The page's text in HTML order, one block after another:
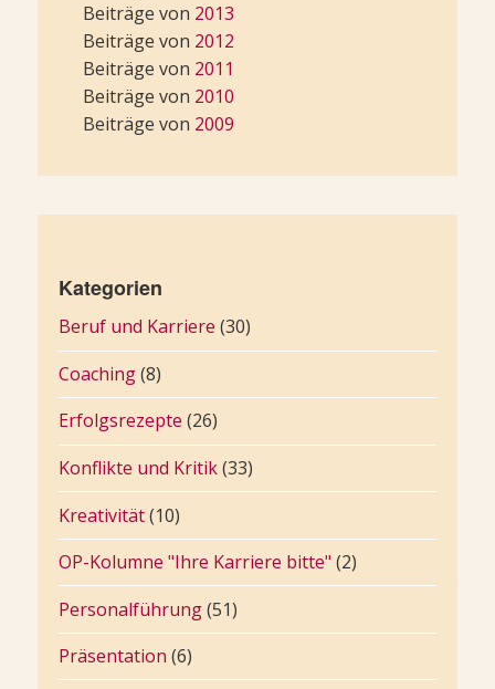
Beiträge von 2013
Beiträge von 2012
Beiträge von 2011
Beiträge von 2010
Beiträge von 2009
Kategorien
Beruf und Karriere (30)
Coaching(8)
Erfolgsrezepte (26)
Konflikte und Kritik(33)
Kreativität(10)
OP-Kolumne "Ihre Karriere bitte" (2)
Personalführung(51)
Präsentation (6)